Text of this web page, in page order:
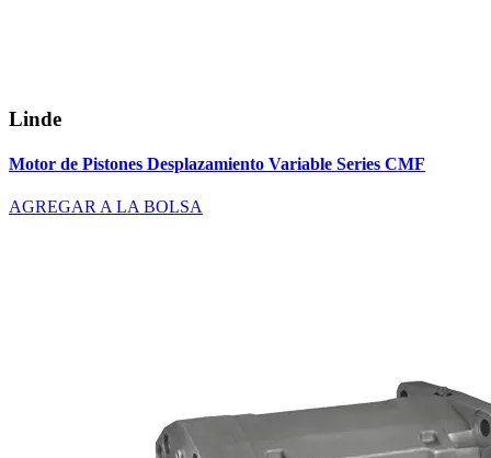
Linde
Motor de Pistones Desplazamiento Variable Series CMF
AGREGAR A LA BOLSA